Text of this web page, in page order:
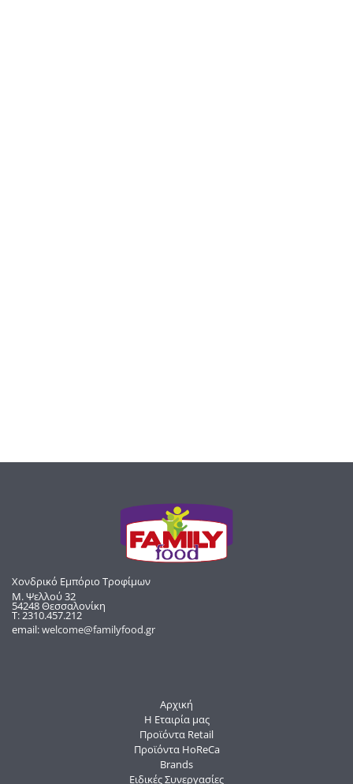
Χονδρικό Εμπόριο Τροφίμων
Μ. Ψελλού 32
54248 Θεσσαλονίκη
Τ: 2310.457.212
email:welcome@familyfood.gr
Αρχική
Η Εταιρία μας
Προϊόντα Retail
Προϊόντα HoReCa
Brands
Ειδικές Συνεργασίες